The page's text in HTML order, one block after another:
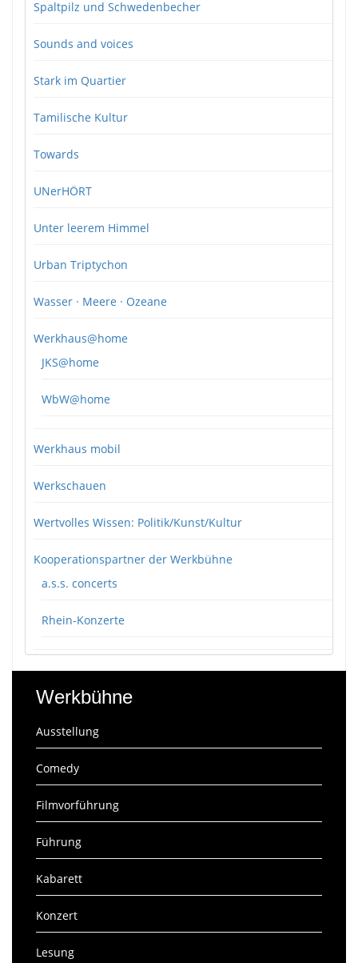
Spaltpilz und Schwedenbecher
Sounds and voices
Stark im Quartier
Tamilische Kultur
Towards
UNerHÖRT
Unter leerem Himmel
Urban Triptychon
Wasser · Meere · Ozeane
Werkhaus@home
JKS@home
WbW@home
Werkhaus mobil
Werkschauen
Wertvolles Wissen: Politik/Kunst/Kultur
Kooperationspartner der Werkbühne
a.s.s. concerts
Rhein-Konzerte
Werkbühne
Ausstellung
Comedy
Filmvorführung
Führung
Kabarett
Konzert
Lesung